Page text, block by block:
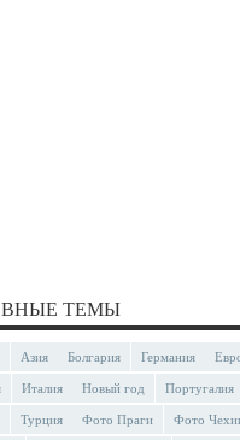
ТЕМЫ
Азия Болгария Германия
Италия Новый год Португалия
Турция Фото Праги Фото